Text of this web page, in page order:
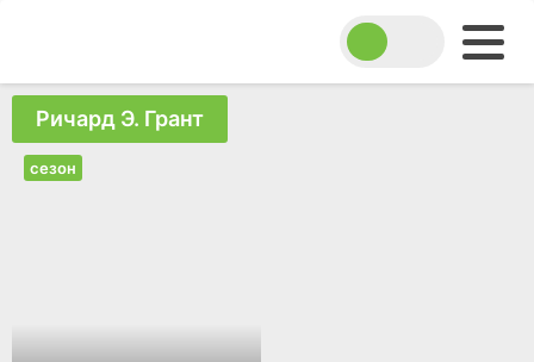
Ричард Э. Грант
сезон